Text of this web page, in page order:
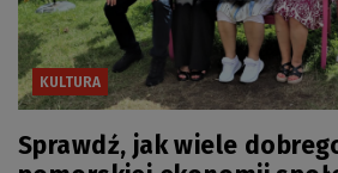
KULTURA
Sprawdź, jak wiele